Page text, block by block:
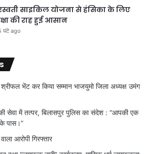
साइकिल योजना से हंसिका के लिए
की राह हुई आसान
घंटे ago
श्रीफल भेंट कर किया सम्मान भाजयुमो जिला अध्यक्ष उमंग
सेवा में तत्पर, बिलासपुर पुलिस का संदेश : “आपकी एक
पास।”
आरोपी गिरफ्तार